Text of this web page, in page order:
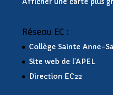
Réseau EC :
Collège Sainte Anne-
Site web de l’APEL
Direction EC22